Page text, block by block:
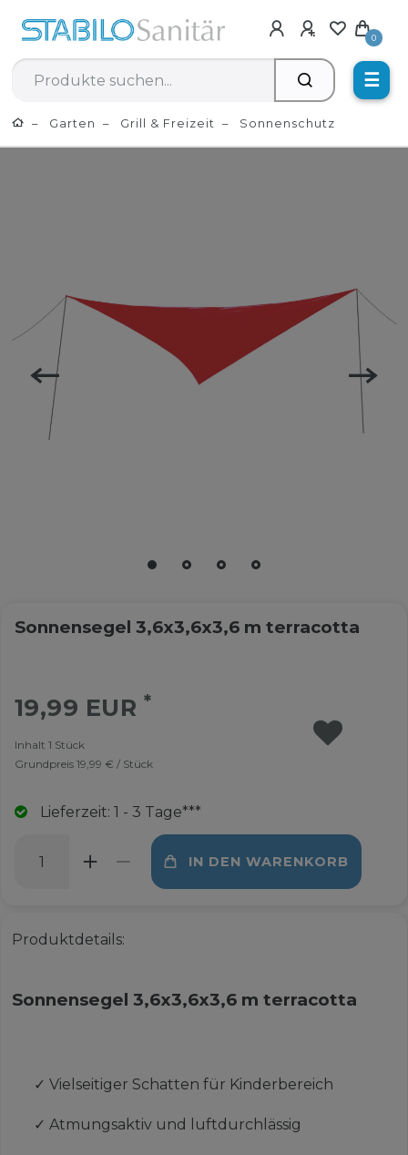
0
☰
Garten Grill & Freizeit Sonnenschutz
Sonnensegel 3,6x3,6x3,6 m terracotta
19,99 EUR *
Inhalt 1 Stück
Grundpreis 19,99 € / Stück
Lieferzeit: 1 - 3 Tage***
IN DEN WARENKORB
Produktdetails:
Sonnensegel 3,6x3,6x3,6 m terracotta
✓ Vielseitiger Schatten für Kinderbereich
✓ Atmungsaktiv und luftdurchlässig